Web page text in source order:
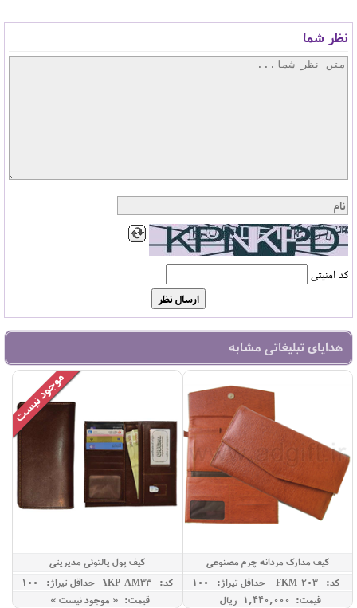
نظر شما
کد امنیتی
هدایای تبلیغاتی مشابه
کیف مدارک مردانه چرم مصنوعی
کد: FKM-203
حداقل تيراژ: 100
قیمت: 1,440,000 ريال
کیف پول پالتوئی مدیریتی
کد: AKP-AM33
حداقل تيراژ: 100
قیمت: « موجود نیست »